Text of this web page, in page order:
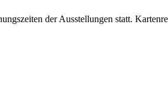
der Ausstellungen statt.